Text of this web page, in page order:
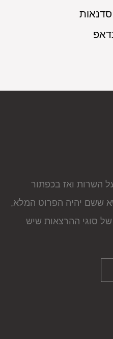
השרות ואז בכפתור
ששם יהיה הפרוט המלא,
סוגי ההרצאות שיש